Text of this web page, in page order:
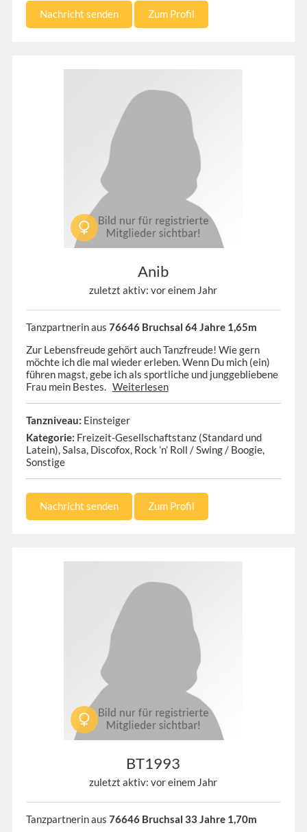
Nachricht senden Zum Profil
Anib
zuletzt aktiv: vor einem Jahr
Tanzpartnerin aus 76646 Bruchsal 64 Jahre 1,65m
Zur Lebensfreude gehört auch Tanzfreude! Wie gern
möchte ich die mal wieder erleben. Wenn Du mich (ein)
führen magst, gebe ich als sportliche und junggebliebene
Frau mein Bestes. Weiterlesen
Tanzniveau: Einsteiger
Kategorie: Freizeit-Gesellschaftstanz (Standard und
Latein), Salsa, Discofox, Rock ’n’ Roll / Swing / Boogie,
Sonstige
Nachricht senden Zum Profil
BT1993
zuletzt aktiv: vor einem Jahr
Tanzpartnerin aus 76646 Bruchsal 33 Jahre 1,70m